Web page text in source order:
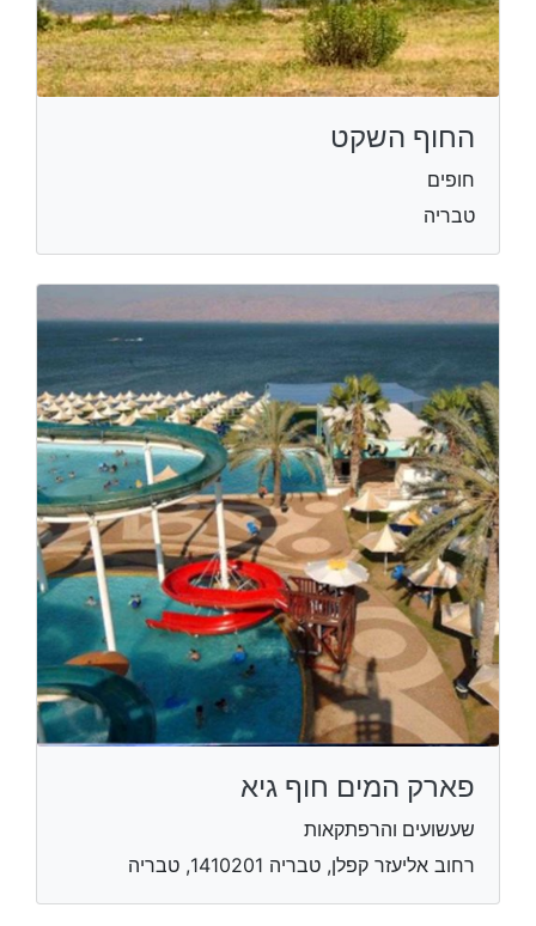
החוף השקט
חופים
טבריה
פארק המים חוף גיא
שעשועים והרפתקאות
רחוב אליעזר קפלן, טבריה 1410201, טבריה